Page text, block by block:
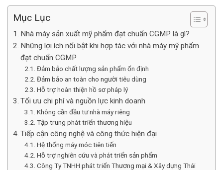
Mục Lục
Nhà máy sản xuất mỹ phẩm đạt chuẩn CGMP là gì?
Những lợi ích nổi bật khi hợp tác với nhà máy mỹ phẩm
đạt chuẩn CGMP
Đảm bảo chất lượng sản phẩm ổn định
Đảm bảo an toàn cho người tiêu dùng
Hỗ trợ hoàn thiện hồ sơ pháp lý
Tối ưu chi phí và nguồn lực kinh doanh
Không cần đầu tư nhà máy riêng
Tập trung phát triển thương hiệu
Tiếp cận công nghệ và công thức hiện đại
Hệ thống máy móc tiên tiến
Hỗ trợ nghiên cứu và phát triển sản phẩm
Công Ty TNHH phát triển Thương mại & Xây dựng Thái